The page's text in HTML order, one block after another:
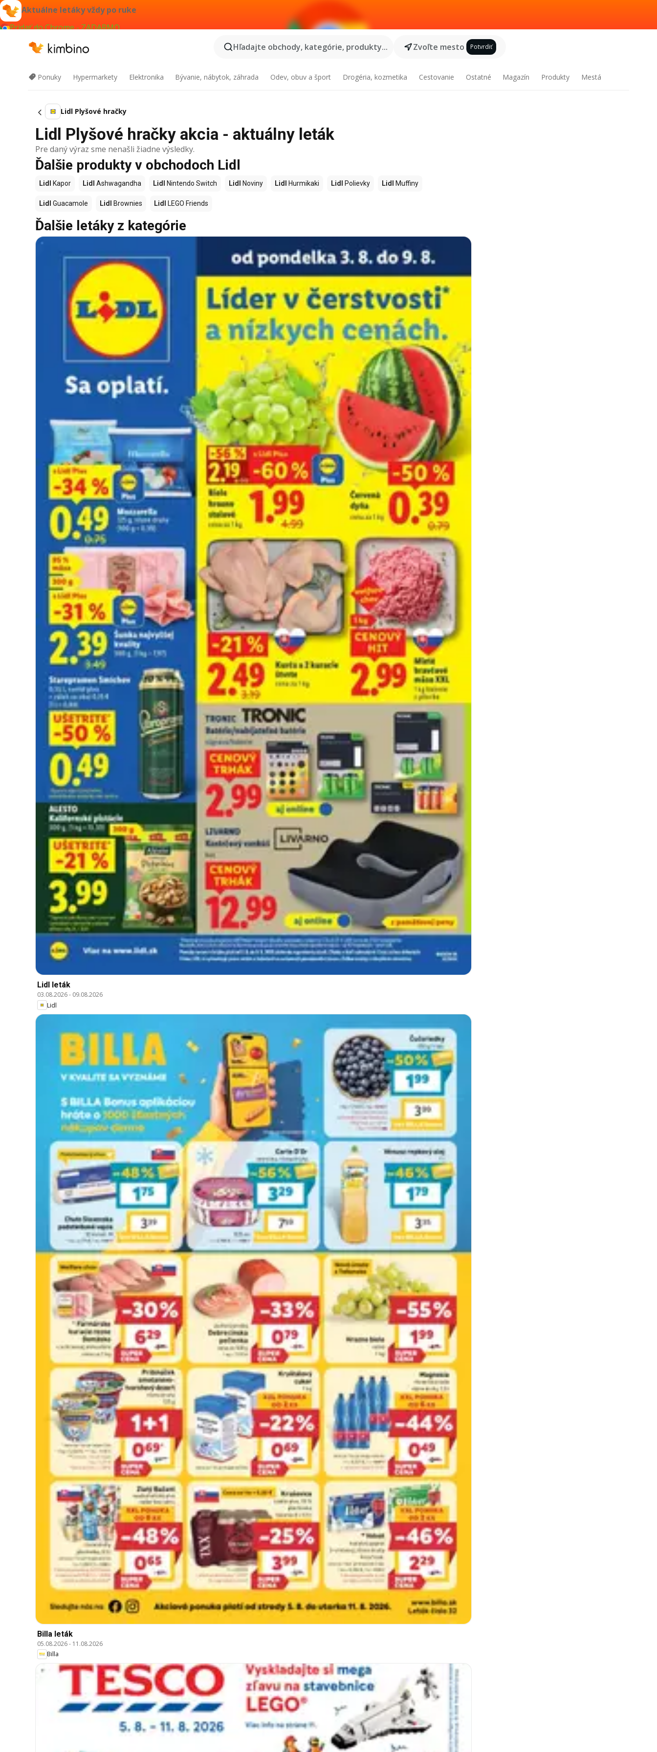
Aktuálne letáky vždy po ruke
Pridať do Chrome - ZADARMO
Hľadajte obchody, kategórie, produkty...
Zvoľte mesto Potvrdiť
Ponuky Hypermarkety Elektronika Bývanie, nábytok, záhrada Odev, obuv a šport Drogéria, kozmetika Cestovanie Ostatné Magazín Produkty Mestá
Lidl Plyšové hračky
Lidl Plyšové hračky akcia - aktuálny leták
Pre daný výraz sme nenašli žiadne výsledky.
Ďalšie produkty v obchodoch Lidl
Lidl Kapor Lidl Ashwagandha Lidl Nintendo Switch Lidl Noviny Lidl Hurmikaki Lidl Polievky Lidl Muffiny
Lidl Guacamole Lidl Brownies Lidl LEGO Friends
Ďalšie letáky z kategórie
Lidl leták
03.08.2026- 09.08.2026
Lidl
Billa leták
05.08.2026- 11.08.2026
Billa